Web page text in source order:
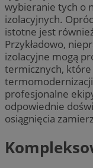
wybieranie tych o
izolacyjnych.
istotne jest
Przykładowo,
izolacyjne mogą
termicznych, które
profesjonalne
odpowiednie
osiągnięcia